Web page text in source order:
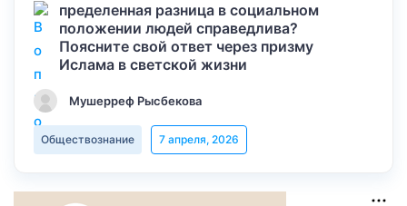
пределенная разница в социальном
положении людей справедлива?
Поясните свой ответ через призму
Ислама в светской жизни
Мушерреф Рысбекова
Обществознание 7 апреля, 2026